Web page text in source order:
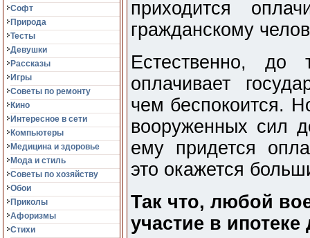
Софт
Природа
Тесты
Девушки
Рассказы
Игры
Советы по ремонту
Кино
Интересное в сети
Компьютеры
Медицина и здоровье
Мода и стиль
Советы по хозяйству
Обои
Приколы
Афоризмы
Стихи
приходится
гражданскому
Естественно,
оплачивает
чем беспокоится.
вооруженных сил
ему придется
это окажется
Так что, любой
участие в